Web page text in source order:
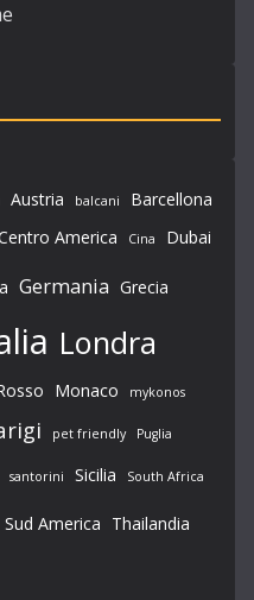
Austria balcani
Barcellona
America Cina Dubai
Germania Grecia
Londra
Monaco mykonos
pet friendly Puglia
santorini Sicilia South Africa
Sud America Thailandia